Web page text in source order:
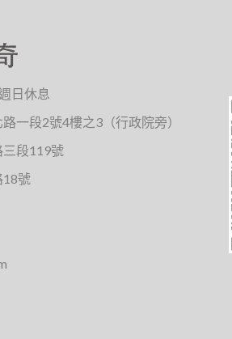
日休息
一段2號4樓之3（行政院旁）
段119號
18號